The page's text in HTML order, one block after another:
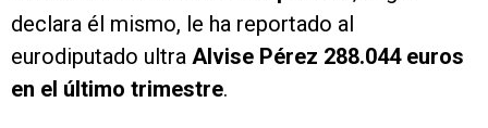
declara él mismo, le ha reportado al
eurodiputado ultra Alvise Pérez 288.044 euros
en el último trimestre.